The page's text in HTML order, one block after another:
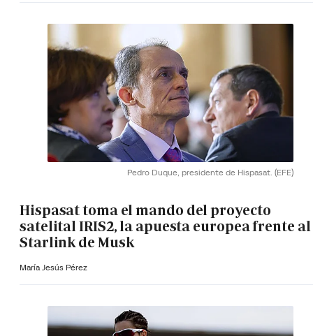
Pedro Duque, presidente de Hispasat. (EFE)
Hispasat toma el mando del proyecto
satelital IRIS2, la apuesta europea frente al
Starlink de Musk
María Jesús Pérez